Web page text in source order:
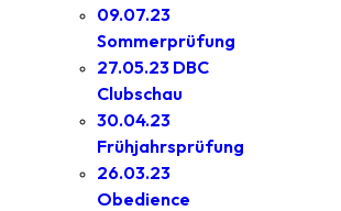
09.07.23
Sommerprüfung
27.05.23 DBC
Clubschau
30.04.23
Frühjahrsprüfung
26.03.23
Obedience